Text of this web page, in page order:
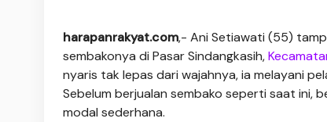
harapanrakyat.com,- Ani Setiawati (55)
sembakonya di Pasar Sindangkasih,
nyaris tak lepas dari wajahnya, ia melayani
Sebelum berjualan sembako seperti saat ini,
modal sederhana.